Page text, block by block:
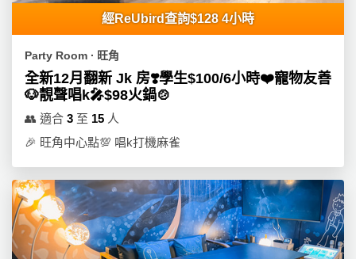
經ReUbird查詢$128 4小時
Party Room ∙ 旺角
全新12月翻新 Jk 房❣️學生$100/6小時❤️寵物友善
🐶靚聲唱k🎤$98火鍋🍲
👥 適合 3 至 15 人
🎉 旺角中心點💯 唱k打機麻雀